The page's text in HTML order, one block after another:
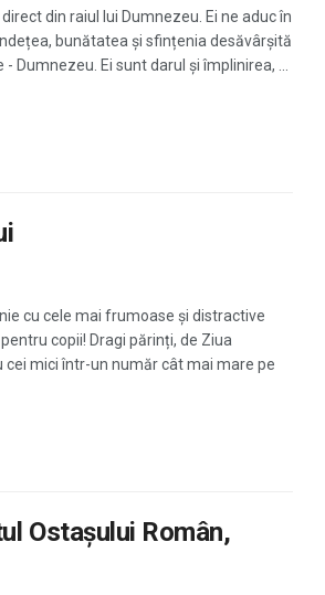
din raiul lui Dumnezeu. Ei ne aduc în
bunătatea și sfințenia desăvârșită
Dumnezeu. ​Ei sunt darul și împlinirea, ...
cu cele mai frumoase și distractive
copii! Dragi părinți, de Ziua
mici într-un număr cât mai mare pe
Ostaşului Român,